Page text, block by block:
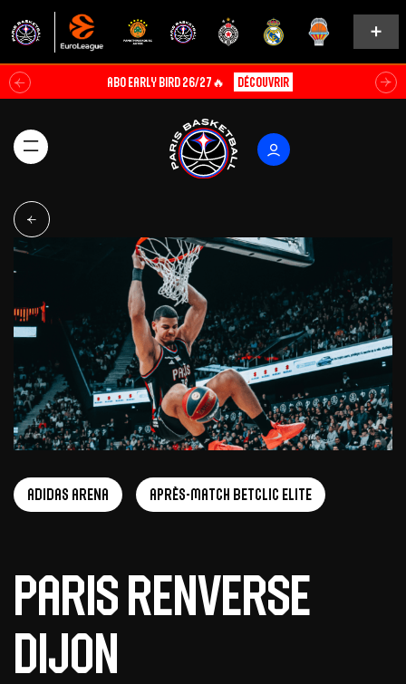
ABO EARLY BIRD 26/27🔥 Découvrir
adidas arena Après-Match Betclic ELITE
Paris renverse
Dijon